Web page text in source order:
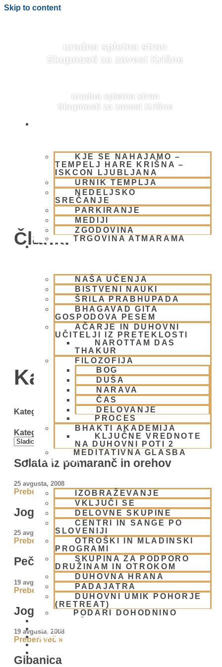
Skip to content
uradna spletna stran
Skupnosti za zavest Krišne
uradna spletna stran
Skupnosti za zavest Krišne
KJE SE NAHAJAMO –
TEMPELJ HARE KRIŠNA –
ISKCON LJUBLJANA
URNIK TEMPLJA
NEDELJSKO
SREČANJE
PARKIRANJE
MEDIJI
ZGODOVINA
TRGOVINA ATMARAMA
BHAKTI JOGA
NAŠA UČENJA
BISTVENI NAUKI
ŠRILA PRABHUPADA
BHAGAVAD GITA
GOSPODOVA PESEM
AČARJE IN DUHOVNI
UČITELJI IZ PRETEKLOSTI
NAROTTAM DAS
THAKUR
FILOZOFIJA
BOG
DUŠA
NARAVA
ČAS
DELOVANJE
PROCES
BHAKTI AKADEMIJA
KLJUČNE VREDNOTE
NA DUHOVNI POTI 2
MEDITATIVNA GLASBA
SKUPNOST
IZOBRAŽEVANJE
VKLJUČI SE
DELOVNE SKUPINE
CENTRI IN SANGE PO
SLOVENIJI
OTROŠKI IN MLADINSKI
PROGRAMI
SKUPINA ZA PODPORO
DRUŽINAM IN OTROKOM
DUHOVNA HRANA
PADAJATRA
DUHOVNI UMIK POHORJE
(RETREAT)
PODARI DOHODNINO
KOLEDAR
VAŠA VPRAŠANJA
PIŠI NAM
BLOG
Članki
Kategorija: Sladice
Kategorije
Kategorije
Solata iz pomaranč in orehov
25 avgusta, 2008
Preberi več »
Jogurtova kupa s sadjem
25 avgusta, 2008
Preberi več »
Pečena jabolka
19 avgusta, 2008
Preberi več »
Jogurt z datlji, banano in orehi
19 avgusta, 2008
Preberi več »
Gibanica